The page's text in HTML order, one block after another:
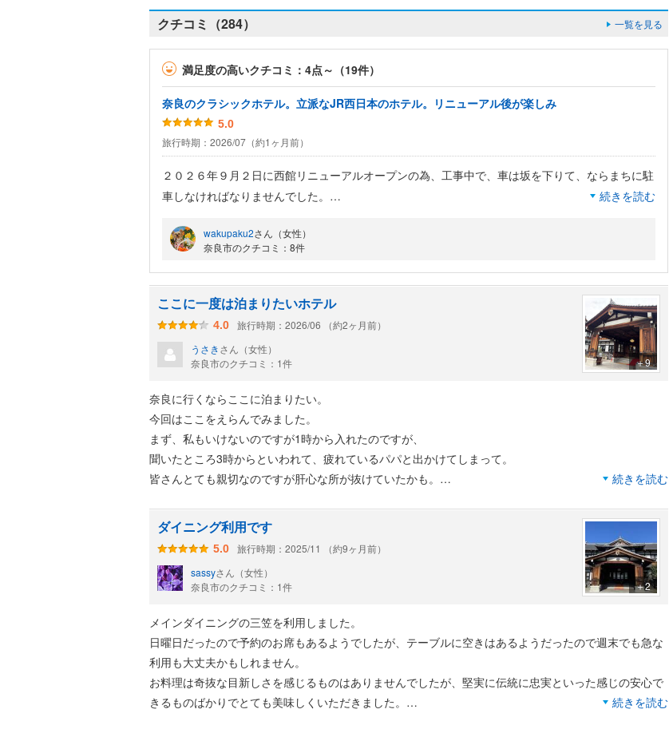
クチコミ（284） 一覧を見る
満足度の高いクチコミ：4点～（19件）
奈良のクラシックホテル。立派なJR西日本のホテル。リニューアル後が楽しみ
5.0
旅行時期：2026/07（約1ヶ月前）
２０２６年９月２日に西館リニューアルオープンの為、工事中で、車は坂を下りて、ならまちに駐
車しなければなりませんでした。
でも、近鉄奈良駅近くの変なホテルの前からシャトルバスが出ているので、ならまちに降りて街歩
本館に泊まりましたが、綺麗です。共用部が広くて天井が高い。歴史を感じさせるモニュメントあ
朝食だけ食べに行くのもよいと思いました。
続きを読む
wakupaku2さん（女性）
奈良市のクチコミ：8件
ここに一度は泊まりたいホテル
4.0
旅行時期：2026/06 （約2ヶ月前）
うさきさん（女性）
奈良市のクチコミ：1件
＋9
奈良に行くならここに泊まりたい。
今回はここをえらんでみました。
まず、私もいけないのですが1時から入れたのですが、
聞いたところ3時からといわれて、疲れているパパと出かけてしまって。
皆さんとても親切なのですが肝心な所が抜けていたかも。
ラウンジでのコーヒーチケットをいただたので、
美味しいティータイムを楽しみました。
これは最高でした。
天井が高くて廊下も、お部屋も広く感じました。
とても感謝しています。
館内ツアーもあるのかと期待したのですが、パンフレットを渡されただけでした。
夜、パンフレットを見ながら館内を回っていると、三人のかたと、館内ツアーをしてました。
これもかなりショックで、日光金谷ホテルとは大違い。
続きを読む
ダイニング利用です
5.0
旅行時期：2025/11 （約9ヶ月前）
sassyさん（女性）
奈良市のクチコミ：1件
＋2
メインダイニングの三笠を利用しました。
日曜日だったので予約のお席もあるようでしたが、テーブルに空きはあるようだったので週末でも急な
利用も大丈夫かもしれません。
お料理は奇抜な目新しさを感じるものはありませんでしたが、堅実に伝統に忠実といった感じの安心で
きるものばかりでとても美味しくいただきました。
続きを読む